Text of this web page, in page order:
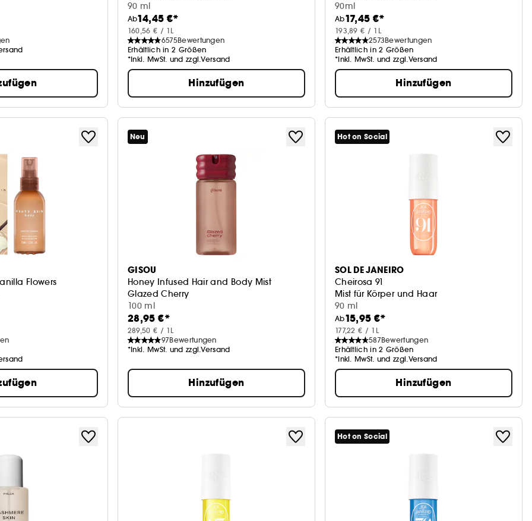
90 ml
Ab14,45 €*
160,56 € / 1L
6575Bewertungen
Erhältlich in 2 Größen
*Inkl. MwSt. und zzgl.Versand
Hinzufügen
90ml
Ab17,45 €*
193,89 € / 1L
2573Bewertungen
Erhältlich in 2 Größen
*Inkl. MwSt. und zzgl.Versand
Hinzufügen
Flowers
Neu
GISOU
Honey Infused Hair and Body Mist
Glazed Cherry
100 ml
28,95 €*
289,50 € / 1L
97Bewertungen
*Inkl. MwSt. und zzgl.Versand
Hinzufügen
Hot on Social
SOL DE JANEIRO
Cheirosa 91
Mist für Körper und Haar
90 ml
Ab15,95 €*
177,22 € / 1L
587Bewertungen
Erhältlich in 2 Größen
*Inkl. MwSt. und zzgl.Versand
Hinzufügen
Hot on Social